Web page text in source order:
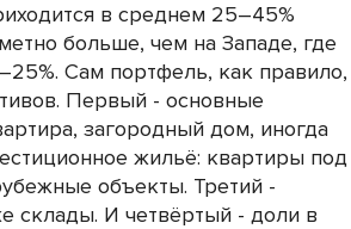
в среднем 25–45%
больше, чем на Западе, где
Сам портфель, как правило,
Первый - основные
загородный дом, иногда
жильё: квартиры под
объекты. Третий -
склады. И четвёртый - доли в